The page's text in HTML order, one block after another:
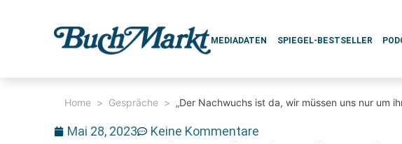
MEDIADATEN SPIEGEL-BESTSELLER
Home > Gespräche > „Der Nachwuchs ist da, wir müssen uns nur um
Mai 28, 2023 Keine Kommentare